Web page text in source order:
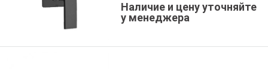
Наличие и цену уточняйте
у менеджера